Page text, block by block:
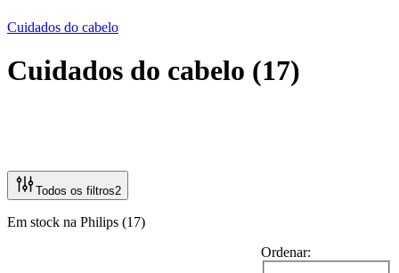
Cuidados do cabelo
Cuidados do cabelo (17)
Todos os filtros2
Em stock na Philips (17)
Ordenar: